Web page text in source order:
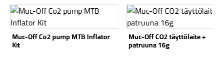
Komponentit
MTB Inflator
Katso tuote
Muc-Off CO2 täyttölaite +
patruuna 16g
Katso tuote